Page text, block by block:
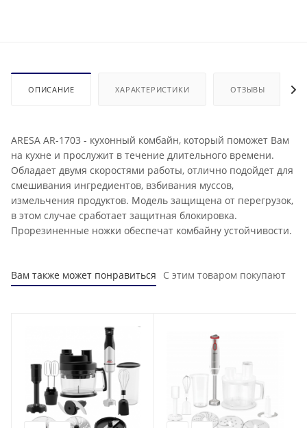
ОПИСАНИЕ ХАРАКТЕРИСТИКИ ОТЗЫВЫ
ARESA AR-1703 - кухонный комбайн, который поможет Вам
на кухне и прослужит в течение длительного времени.
Обладает двумя скоростями работы, отлично подойдет для
смешивания ингредиентов, взбивания муссов,
измельчения продуктов. Модель защищена от перегрузок,
в этом случае сработает защитная блокировка.
Прорезиненные ножки обеспечат комбайну устойчивости.
Вам также может понравиться С этим товаром покупают